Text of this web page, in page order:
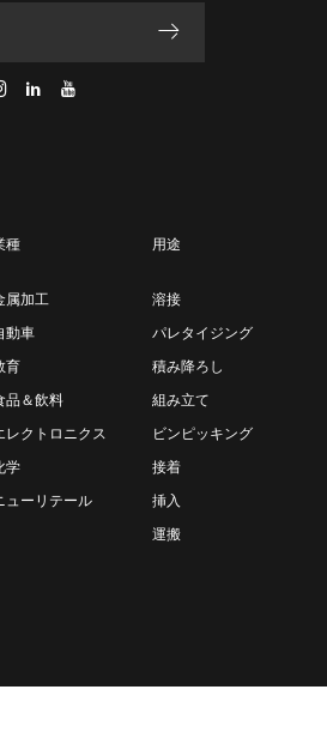
種
属加工
動車
育
品＆飲料
レクトロニクス
学
ューリテール
用途
溶接
パレタイジング
積み降ろし
組み立て
ビンピッキング
接着
挿入
運搬